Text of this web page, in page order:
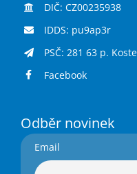
DIČ: CZ00235938
IDDS: pu9ap3r
PSČ: 281 63 p.
Facebook
Odběr novinek
Email